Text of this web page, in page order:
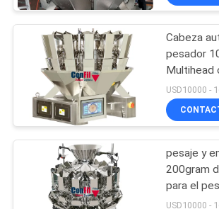
Detector de
de la
los alimentos
Cabeza
pesador
Multihead
tolva de la
pesaje y
200gram
para el
blanco